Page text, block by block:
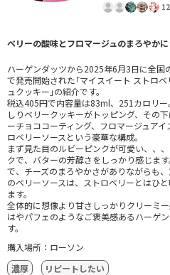
ベリーの酸味とフロマージュのまろやか
ハーゲンダッツから2025年6月3日に全国
で発売開始された｢マイスイート ストロベ
ュクッキー｣の紹介です。
税込405円で内容量は83ml、251カロリー
しりベリークッキーがトッピング、その
ーチョココーティング、フロマージュアイ
ロベリーソースという豪華な構成。
まず見た目のルビーピンクが可愛い、、
クで、バターの芳醇さをしっかり感じま
で、チーズのまろやかさがありながらも
のベリーソースは、ストロベリーとはひ
ます。
全体的に想像より甘さしっかりクリーミ
はやパフェのようなご褒美感あるハーゲ
す。
購入場所：ローソン
濃厚
リピートしたい